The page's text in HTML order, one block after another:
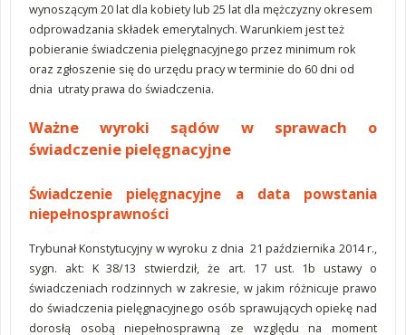
wynoszącym 20 lat dla kobiety lub 25 lat dla mężczyzny okresem
odprowadzania składek emerytalnych. Warunkiem jest też
pobieranie świadczenia pielęgnacyjnego przez minimum rok
oraz zgłoszenie się do urzędu pracy w terminie do 60 dni od
dnia utraty prawa do świadczenia.
Ważne wyroki sądów w sprawach o
świadczenie pielęgnacyjne
Świadczenie pielęgnacyjne a data powstania
niepełnosprawności
Trybunał Konstytucyjny w wyroku z dnia 21 października 2014 r.,
sygn. akt: K 38/13 stwierdził, że art. 17 ust. 1b ustawy o
świadczeniach rodzinnych w zakresie, w jakim różnicuje prawo
do świadczenia pielęgnacyjnego osób sprawujących opiekę nad
dorosłą osobą niepełnosprawną ze względu na moment